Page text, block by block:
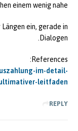
einem wenig nahe.
Längen ein, gerade in
Dialogen.
References:
im-detail-
leitfaden/
REPLY